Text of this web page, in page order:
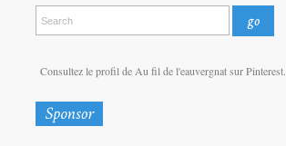
Consultez le profil de Au fil de l'eauvergnat sur Pinterest.